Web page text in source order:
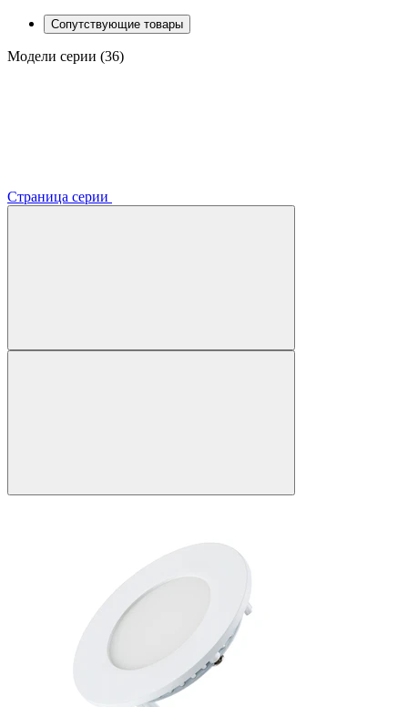
Сопутствующие товары
Модели серии (36)
Страница серии